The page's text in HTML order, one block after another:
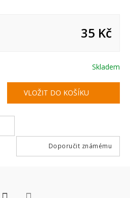
35 Kč
Skladem
Doporučit známému